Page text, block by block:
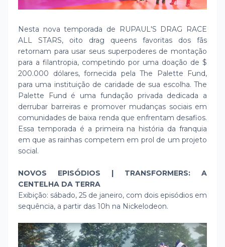
Nesta nova temporada de RUPAUL'S DRAG RACE
ALL STARS, oito drag queens favoritas dos fãs
retornam para usar seus superpoderes de montação
para a filantropia, competindo por uma doação de $
200.000 dólares, fornecida pela The Palette Fund,
para uma instituição de caridade de sua escolha. The
Palette Fund é uma fundação privada dedicada a
derrubar barreiras e promover mudanças sociais em
comunidades de baixa renda que enfrentam desafios.
Essa temporada é a primeira na história da franquia
em que as rainhas competem em prol de um projeto
social.
NOVOS EPISÓDIOS | TRANSFORMERS: A
CENTELHA DA TERRA
Exibição: sábado, 25 de janeiro, com dois episódios em
sequência, a partir das 10h na Nickelodeon.